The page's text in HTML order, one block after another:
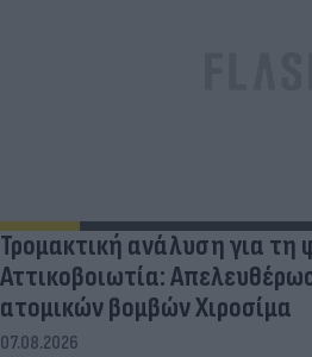
Τρομακτική ανάλυση για τη
Αττικοβοιωτία:
ατομικών βομβών Χιροσίμα
07.08.2026